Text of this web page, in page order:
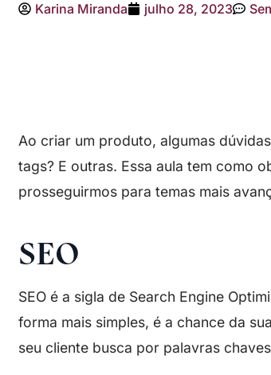
Karina Miranda julho 28, 2023
Ao criar um produto, algumas
tags? E outras. Essa aula tem como
prosseguirmos para temas mais
SEO
SEO é a sigla de Search Engine
forma mais simples, é a chance da
seu cliente busca por palavras